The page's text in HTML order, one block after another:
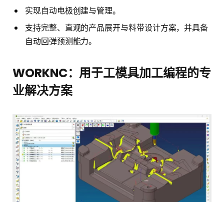
实现自动电极创建与管理。
支持完整、直观的产品展开与料带设计方案，并具备
自动回弹预测能力。
WORKNC：用于工模具加工编程的专
业解决方案